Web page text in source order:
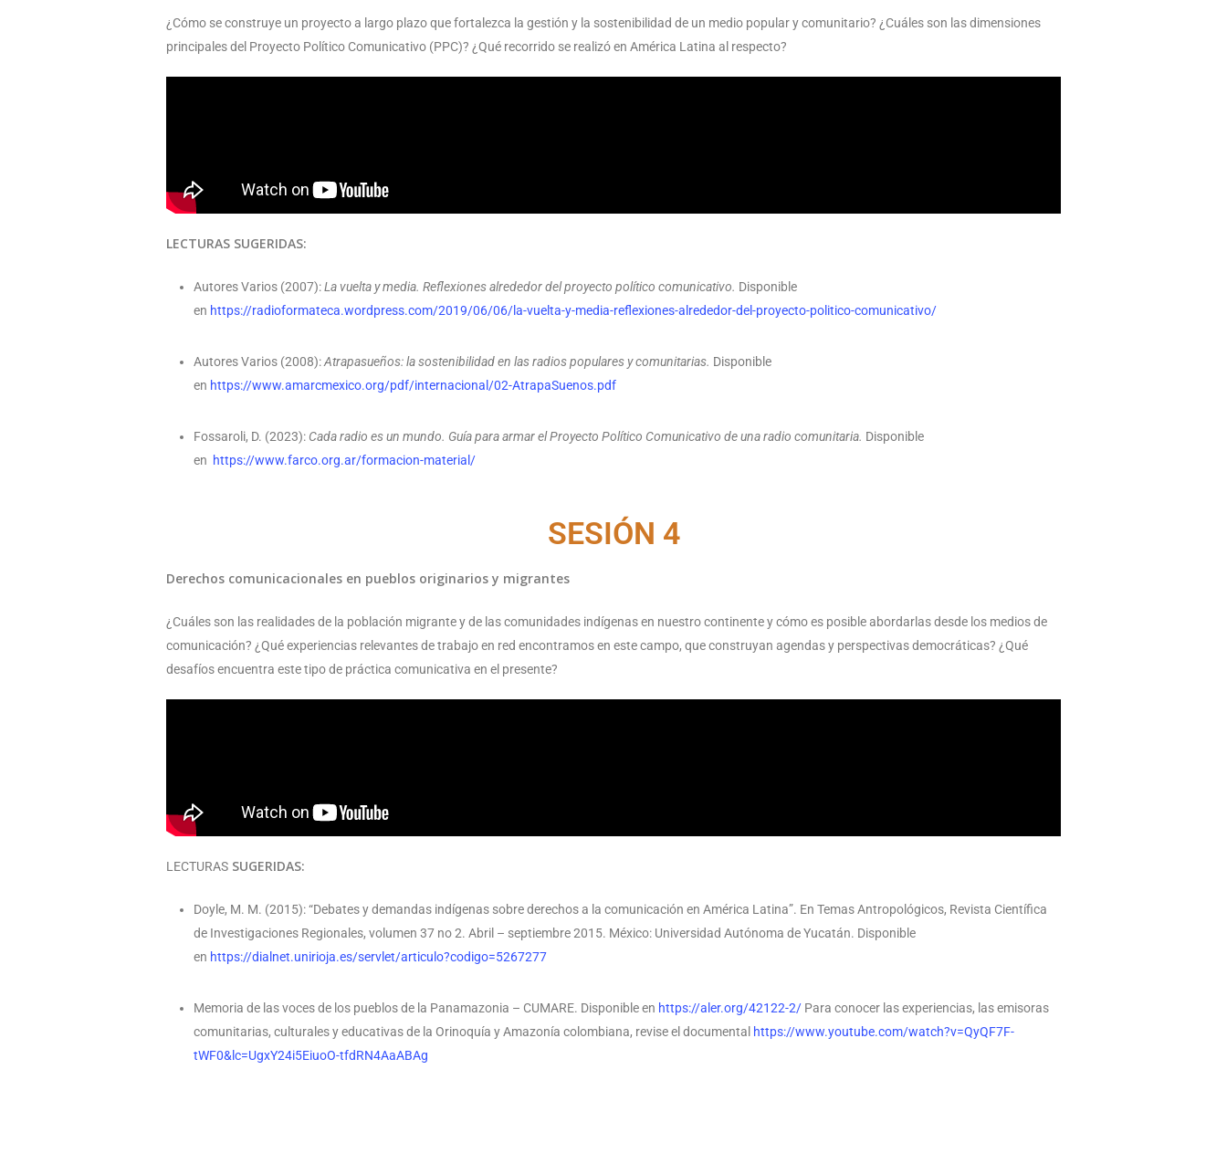
¿Cómo se construye un proyecto a largo plazo que fortalezca la gestión y la sostenibilidad de un medio popular y comunitario? ¿Cuáles son las dimensiones
principales del Proyecto Político Comunicativo (PPC)? ¿Qué recorrido se realizó en América Latina al respecto?
LECTURAS SUGERIDAS:
Autores Varios (2007):La vuelta y media. Reflexiones alrededor del proyecto político comunicativo. Disponible
en https://radioformateca.wordpress.com/2019/06/06/la-vuelta-y-media-reflexiones-alrededor-del-proyecto-politico-comunicativo/
Autores Varios (2008):Atrapasueños: la sostenibilidad en las radios populares y comunitarias. Disponible
en https://www.amarcmexico.org/pdf/internacional/02-AtrapaSuenos.pdf
Fossaroli, D. (2023): Cada radio es un mundo. Guía para armar el Proyecto Político Comunicativo de una radio comunitaria. Disponible
en https://www.farco.org.ar/formacion-material/
SESIÓN 4
Derechos comunicacionales en pueblos originarios y migrantes
¿Cuáles son las realidades de la población migrante y de las comunidades indígenas en nuestro continente y cómo es posible abordarlas desde los medios de
comunicación? ¿Qué experiencias relevantes de trabajo en red encontramos en este campo, que construyan agendas y perspectivas democráticas? ¿Qué
desafíos encuentra este tipo de práctica comunicativa en el presente?
LECTURAS SUGERIDAS:
Doyle, M. M. (2015): “Debates y demandas indígenas sobre derechos a la comunicación en América Latina”. En Temas Antropológicos, Revista Científica
de Investigaciones Regionales, volumen 37 no 2. Abril – septiembre 2015. México: Universidad Autónoma de Yucatán. Disponible
en https://dialnet.unirioja.es/servlet/articulo?codigo=5267277
Memoria de las voces de los pueblos de la Panamazonia – CUMARE. Disponible en https://aler.org/42122-2/ Para conocer las experiencias, las emisoras
comunitarias, culturales y educativas de la Orinoquía y Amazonía colombiana, revise el documental https://www.youtube.com/watch?v=QyQF7F-
tWF0&lc=UgxY24i5EiuoO-tfdRN4AaABAg